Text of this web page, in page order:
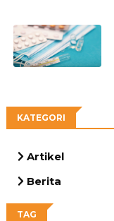
KATEGORI
Artikel
Berita
TAG